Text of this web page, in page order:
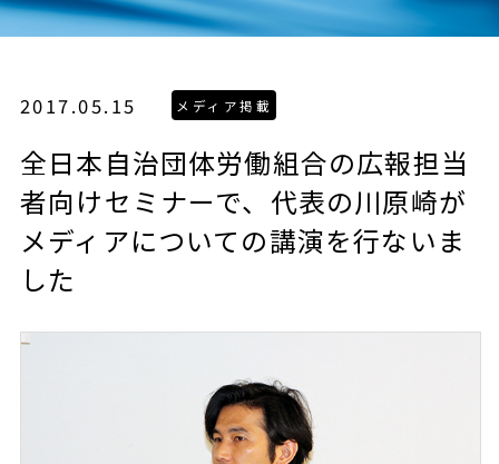
2017.05.15
全日本自治団体労働組合の広報担当
者向けセミナーで、代表の川原崎が
メディアについての講演を行ないま
した